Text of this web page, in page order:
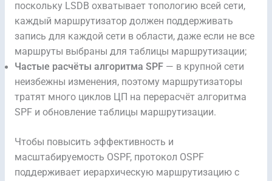
поскольку LSDB охватывает топологию всей сети,
каждый маршрутизатор должен поддерживать
запись для каждой сети в области, даже если не все
маршруты выбраны для таблицы маршрутизации;
Частые расчёты алгоритма SPF — в крупной сети
неизбежны изменения, поэтому маршрутизаторы
тратят много циклов ЦП на перерасчёт алгоритма
SPF и обновление таблицы маршрутизации.
Чтобы повысить эффективность и
масштабируемость OSPF, протокол OSPF
поддерживает иерархическую маршрутизацию с